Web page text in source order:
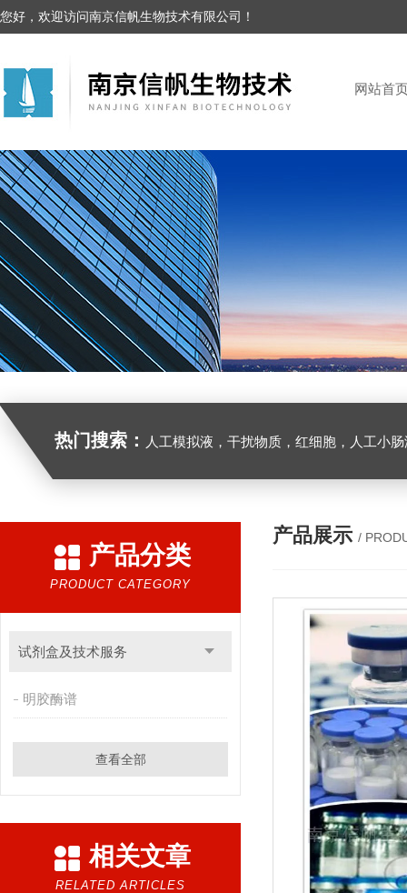
您好，欢迎访问南京信帆生物技术有限公司！
网站首
热门搜索： 人工模拟液，干扰物质，红细胞，人工小
产品分类
PRODUCT CATEGORY
试剂盒及技术服务
明胶酶谱
查看全部
相关文章
RELATED ARTICLES
产品展示 /